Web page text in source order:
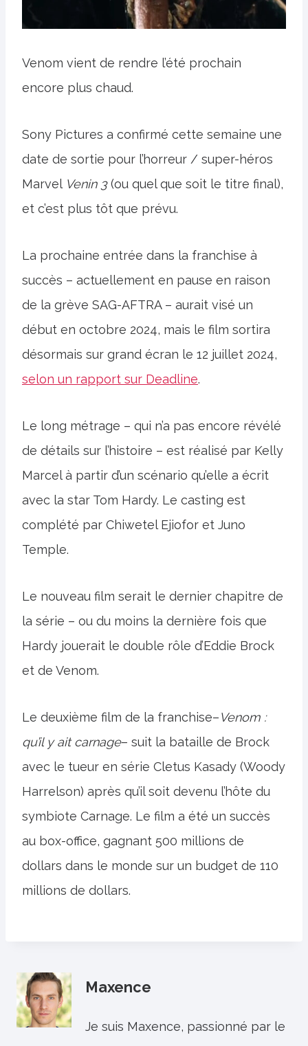
Venom vient de rendre l’été prochain
encore plus chaud.
Sony Pictures a confirmé cette semaine une
date de sortie pour l’horreur / super-héros
Marvel Venin 3(ou quel que soit le titre final),
et c’est plus tôt que prévu.
La prochaine entrée dans la franchise à
succès – actuellement en pause en raison
de la grève SAG-AFTRA – aurait visé un
début en octobre 2024, mais le film sortira
désormais sur grand écran le 12 juillet 2024,
selon un rapport sur Deadline.
Le long métrage – qui n’a pas encore révélé
de détails sur l’histoire – est réalisé par Kelly
Marcel à partir d’un scénario qu’elle a écrit
avec la star Tom Hardy. Le casting est
complété par Chiwetel Ejiofor et Juno
Temple.
Le nouveau film serait le dernier chapitre de
la série – ou du moins la dernière fois que
Hardy jouerait le double rôle d’Eddie Brock
et de Venom.
Le deuxième film de la franchise–Venom :
qu’il y ait carnage– suit la bataille de Brock
avec le tueur en série Cletus Kasady (Woody
Harrelson) après qu’il soit devenu l’hôte du
symbiote Carnage. Le film a été un succès
au box-office, gagnant 500 millions de
dollars dans le monde sur un budget de 110
millions de dollars.
Maxence
Je suis Maxence, passionné par le